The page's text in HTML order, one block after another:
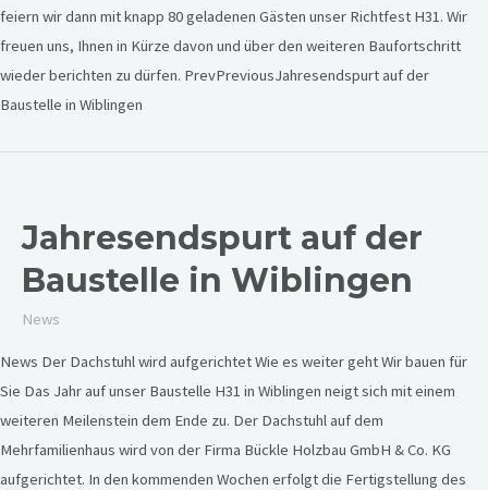
feiern wir dann mit knapp 80 geladenen Gästen unser Richtfest H31. Wir
freuen uns, Ihnen in Kürze davon und über den weiteren Baufortschritt
wieder berichten zu dürfen. PrevPreviousJahresendspurt auf der
Baustelle in Wiblingen
Jahresendspurt auf der
Baustelle in Wiblingen
News
News Der Dachstuhl wird aufgerichtet Wie es weiter geht Wir bauen für
Sie Das Jahr auf unser Baustelle H31 in Wiblingen neigt sich mit einem
weiteren Meilenstein dem Ende zu. Der Dachstuhl auf dem
Mehrfamilienhaus wird von der Firma Bückle Holzbau GmbH & Co. KG
aufgerichtet. In den kommenden Wochen erfolgt die Fertigstellung des